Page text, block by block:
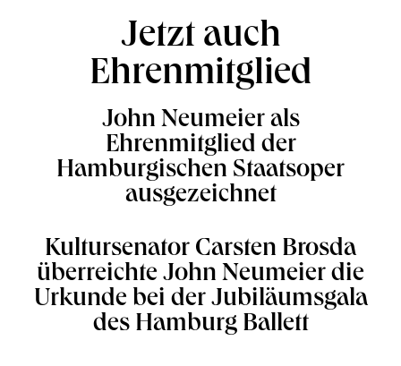
Jetzt auch
Ehrenmitglied
John Neumeier als
Ehrenmitglied der
Hamburgischen Staatsoper
ausgezeichnet
Kultursenator Carsten Brosda
überreichte John Neumeier die
Urkunde bei der Jubiläumsgala
des Hamburg Ballett